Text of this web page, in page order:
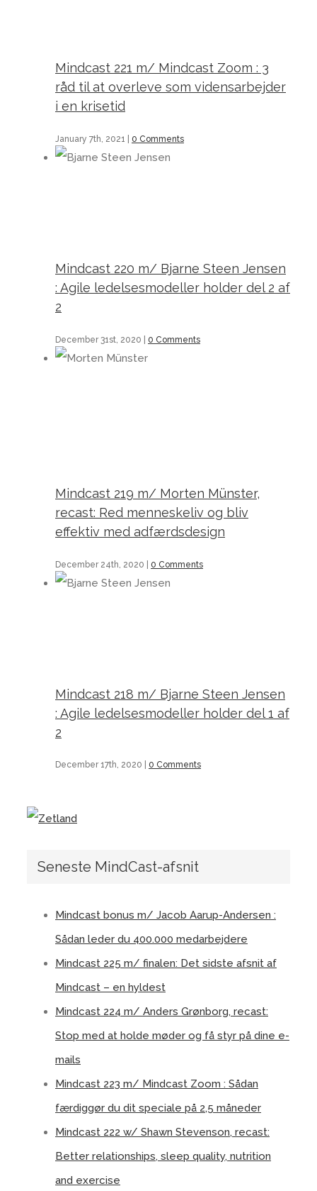
Mindcast 221 m/ Mindcast Zoom : 3
råd til at overleve som vidensarbejder
i en krisetid
January 7th, 2021 0 Comments
Mindcast 220 m/ Bjarne Steen Jensen
: Agile ledelsesmodeller holder del 2 af
2
December 31st, 2020 0 Comments
Mindcast 219 m/ Morten Münster,
recast: Red menneskeliv og bliv
effektiv med adfærdsdesign
December 24th, 2020 0 Comments
Mindcast 218 m/ Bjarne Steen Jensen
: Agile ledelsesmodeller holder del 1 af
2
December 17th, 2020 0 Comments
Seneste MindCast-afsnit
Mindcast bonus m/ Jacob Aarup-Andersen :
Sådan leder du 400.000 medarbejdere
Mindcast 225 m/ finalen: Det sidste afsnit af
Mindcast – en hyldest
Mindcast 224 m/ Anders Grønborg, recast:
Stop med at holde møder og få styr på dine e-
mails
Mindcast 223 m/ Mindcast Zoom : Sådan
færdiggør du dit speciale på 2,5 måneder
Mindcast 222 w/ Shawn Stevenson, recast:
Better relationships, sleep quality, nutrition
and exercise